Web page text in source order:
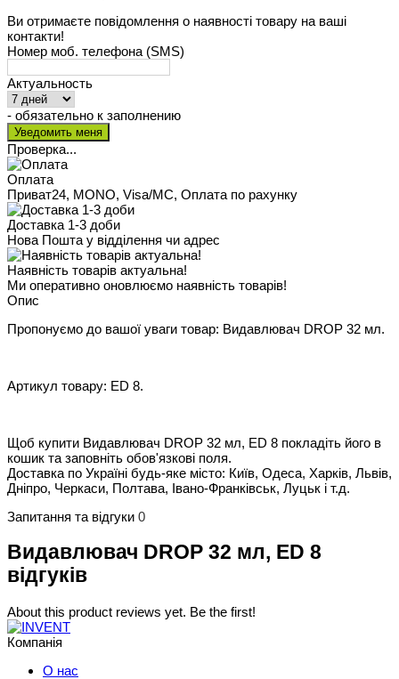
Ви отримаєте повідомлення о наявності товару на ваші
контакти!
Номер моб. телефона (SMS)
Актуальность
- обязательно к заполнению
Проверка...
Оплата
Приват24, MONO, Visa/MC, Оплата по рахунку
Доставка 1-3 доби
Нова Пошта у відділення чи адрес
Наявність товарів актуальна!
Ми оперативно оновлюємо наявність товарів!
Опис
Пропонуємо до вашої уваги товар: Видавлювач DROP 32 мл.
Артикул товару: ED 8.
Щоб купити Видавлювач DROP 32 мл, ED 8 покладіть його в
кошик та заповніть обов'язкові поля.
Доставка по Україні будь-яке місто: Київ, Одеса, Харків, Львів,
Дніпро, Черкаси, Полтава, Івано-Франківськ, Луцьк і т.д.
Запитання та відгуки 0
Видавлювач DROP 32 мл, ED 8
відгуків
About this product reviews yet. Be the first!
Компанія
О нас